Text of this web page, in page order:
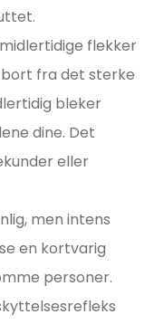
flekker
fra det sterke
bleker
dine. Det
eller
men intens
en kortvarig
personer.